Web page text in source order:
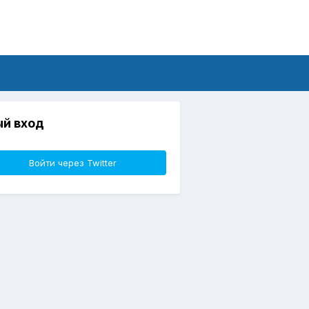
вход
Войти через Twitter